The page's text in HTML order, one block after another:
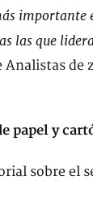
importante
las que
papel y